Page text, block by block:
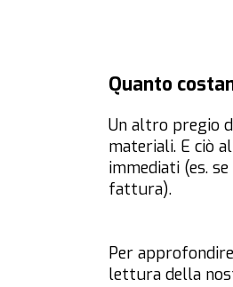
Quanto
Un altro pregio
materiali. E ciò
immediati (es.
fattura).
Per
lettura della